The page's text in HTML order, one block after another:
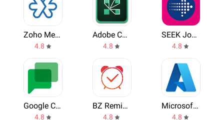
Zoho Meeting
4.8
Adobe Connect
4.8
SEEK Job Search
4.8
Google Chat
4.8
BZ Reminder
4.8
Microsoft Azure
4.8